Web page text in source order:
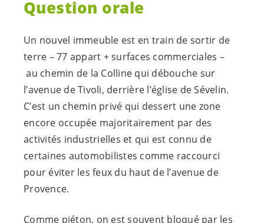
Question orale
Un nouvel immeuble est en train de sortir de
terre – 77 appart + surfaces commerciales –
au chemin de la Colline qui débouche sur
l’avenue de Tivoli, derrière l’église de Sévelin.
C’est un chemin privé qui dessert une zone
encore occupée majoritairement par des
activités industrielles et qui est connu de
certaines automobilistes comme raccourci
pour éviter les feux du haut de l’avenue de
Provence.
Comme piéton, on est souvent bloqué par les